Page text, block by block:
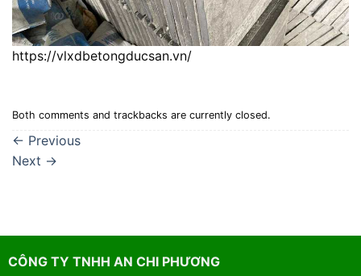
https://vlxdbetongducsan.vn/
Both comments and trackbacks are currently closed.
← Previous
Next →
CÔNG TY TNHH AN CHI PHƯƠNG